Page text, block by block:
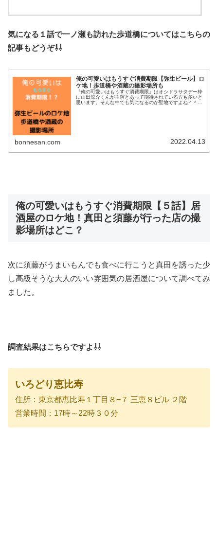
気になる１話で一ノ瀬も訪れた歩道橋についてはこちらの
記事もどうぞ⇩⇩
俺の可愛いはもうすぐ消費期限【弥生ビール】ロ
ケ地！歩道橋や酒蔵の撮影場所も
『俺の可愛いはもうすぐ消費期限』はオシドラサタデー枠
に山田涼介くんが主演とあって期待されている方も多いと
思います。そんな中でも気になるのが聖地ですよね＾＾そ
bonnesan.com 2022.04.13
俺の可愛いはもうすぐ消費期限【５話】居
酒屋のロケ地！真田と須藤が行った店の撮
影場所はどこ？
次に須藤がうまいもんでも食べに行こうと真田を誘った少
し高級そうな大人のいい雰囲気の居酒屋について調べてみ
ました。
調査結果はこちらですよ⇩⇩
いろどり恵比寿
住所：東京都恵比寿１丁目８−７ 三恵８ビル ２階
営業時間：17時～22時３０分